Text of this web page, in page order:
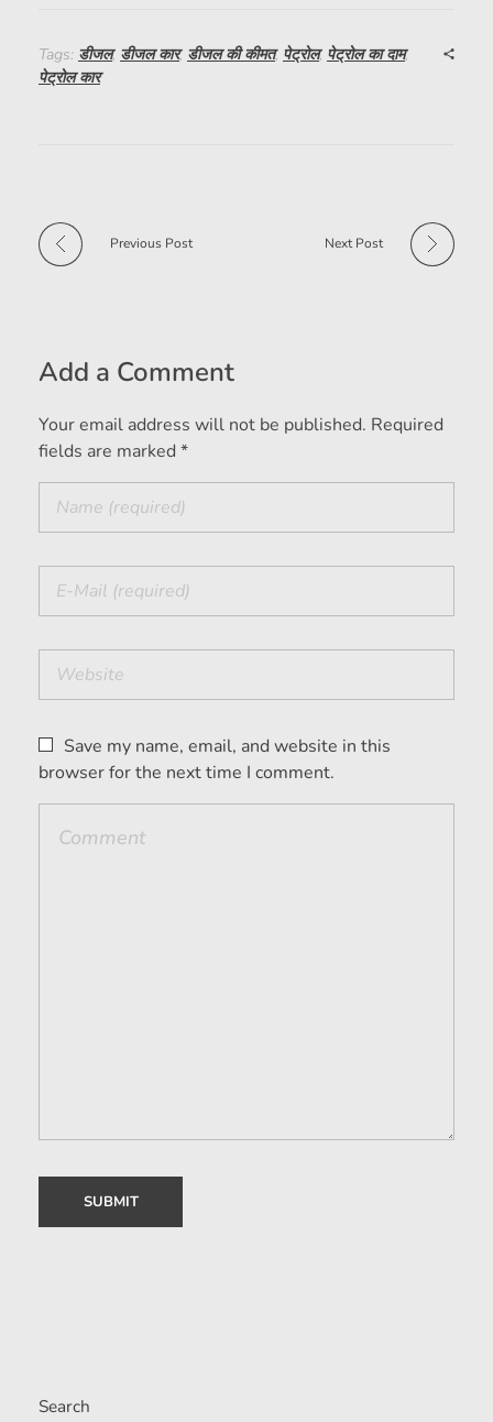
Tags: डीजल, डीजल कार, डीजल की कीमत, पेट्रोल, पेट्रोल का दाम,
पेट्रोल कार
Previous Post Next Post
Add a Comment
Your email address will not be published. Required
fields are marked *
Save my name, email, and website in this
browser for the next time I comment.
Search